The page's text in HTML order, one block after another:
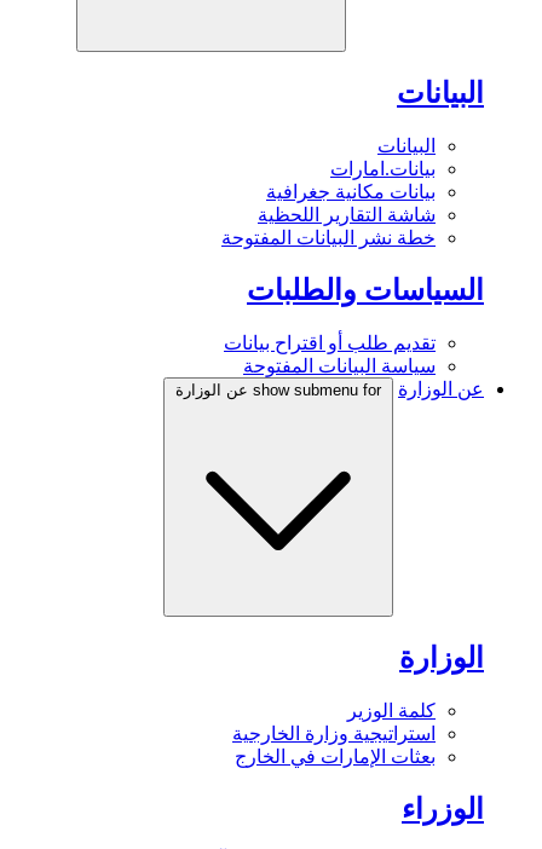
البيانات
البيانات
بيانات.امارات
بيانات مكانية جغرافية
شاشة التقارير اللحظية
خطة نشر البيانات المفتوحة
السياسات والطلبات
تقديم طلب أو اقتراح بيانات
سياسة البيانات المفتوحة
عن الوزارة
show submenu for عن الوزارة
الوزارة
كلمة الوزير
استراتيجية وزارة الخارجية
بعثات الإمارات في الخارج
الوزراء